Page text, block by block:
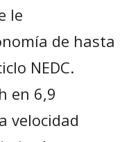
le
de hasta
NEDC.
en 6,9
velocidad